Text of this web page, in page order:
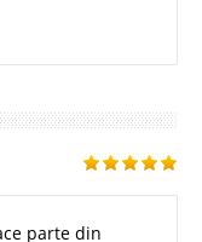
parte din